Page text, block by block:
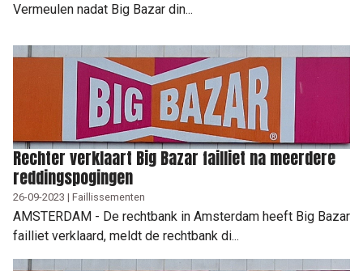
Vermeulen nadat Big Bazar din...
Rechter verklaart Big Bazar failliet na meerdere
reddingspogingen
26-09-2023 | Faillissementen
AMSTERDAM - De rechtbank in Amsterdam heeft Big Bazar
failliet verklaard, meldt de rechtbank di...